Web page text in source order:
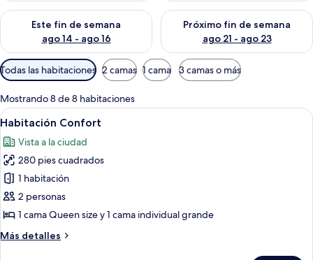
Este fin de semana
ago 14 - ago 16
Consulta la disponibilidad para este fin de semana ago 14 -
Próximo fin de semana
ago 21 - ago 23
Consulta la disponibilidad
Filtros
disponibles
para
las
habitaciones
Todas las habitaciones 2 camas 1 cama 3 camas o más
Mostrando 8 de 8 habitaciones
Abrir
todas
las
fotos
de
Habitación
Confort
Una habitación de hotel con dos
7
Habitación Confort
Vista a la ciudad
280 pies cuadrados
1 habitación
2 personas
1 cama Queen size y 1 cama individual grande
Más detalles
Más